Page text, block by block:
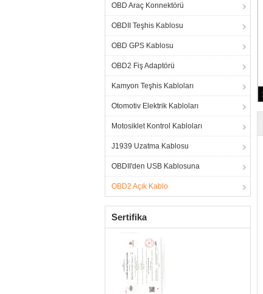
OBD Araç Konnektörü
OBDII Teşhis Kablosu
OBD GPS Kablosu
OBD2 Fiş Adaptörü
Kamyon Teşhis Kabloları
Otomotiv Elektrik Kabloları
Motosiklet Kontrol Kabloları
J1939 Uzatma Kablosu
OBDII'den USB Kablosuna
OBD2 Açık Kablo
Sertifika